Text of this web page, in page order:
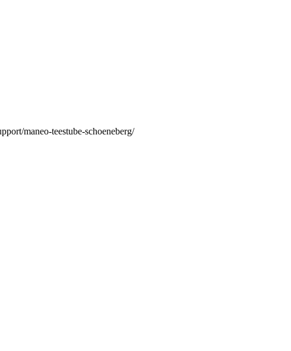
maneo-teestube-schoeneberg/